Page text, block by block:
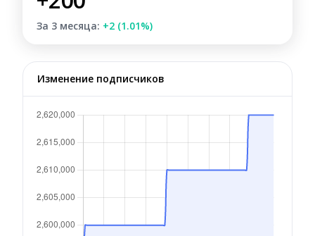
За 3 месяца: +2 (1.01%)
Изменение подписчиков